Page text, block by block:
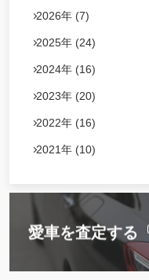
2026年 (7)
2025年 (24)
2024年 (16)
2023年 (20)
2022年 (16)
2021年 (10)
愛車を査定する